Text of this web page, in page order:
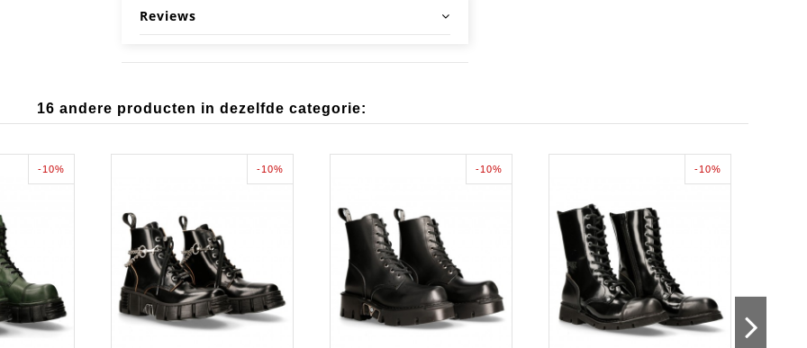
Reviews
16 andere producten in dezelfde categorie:
-10% -10% -10% -10%